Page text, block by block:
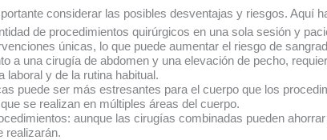
considerar las posibles desventajas y riesgos. Aquí
de procedimientos quirúrgicos en una sola sesión y
únicas, lo que puede aumentar el riesgo de
a una cirugía de abdomen y una elevación de pecho,
laboral y de la rutina habitual.
puede ser más estresantes para el cuerpo que los
se realizan en múltiples áreas del cuerpo.
aunque las cirugías combinadas pueden
realizarán.